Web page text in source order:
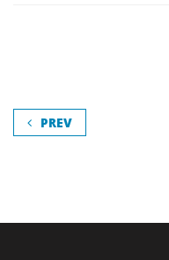
PREV